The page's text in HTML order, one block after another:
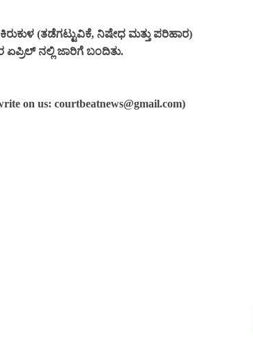
(ತಡೆಗಟ್ಟುವಿಕೆ, ನಿಷೇಧ ಮತ್ತು ಪರಿಹಾರ)
ಏಪ್ರಿಲ್ ನಲ್ಲಿ ಜಾರಿಗೆ ಬಂದಿತು.
on us: courtbeatnews@gmail.com)